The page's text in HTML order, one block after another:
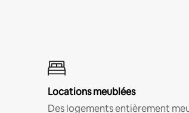
Locations meublées
Des logements entièrement